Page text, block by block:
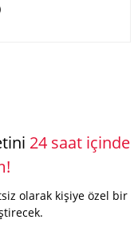
24 saat içinde
olarak kişiye özel bir